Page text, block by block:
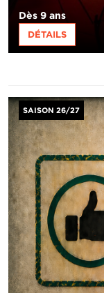
Dès 9 ans
DÉTAILS
Image
SAISON 26/27